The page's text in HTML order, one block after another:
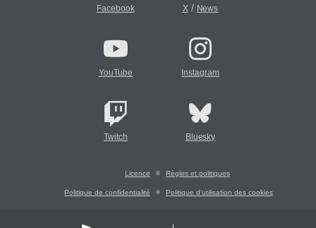
Facebook X/ News
YouTube Instagram
Twitch Bluesky
Licence Règles et politiques
Politique de confidentialité Politique d'utilisation des cookies